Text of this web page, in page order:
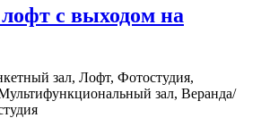
с выходом на
зал, Лофт, Фотостудия,
зал, Веранда/